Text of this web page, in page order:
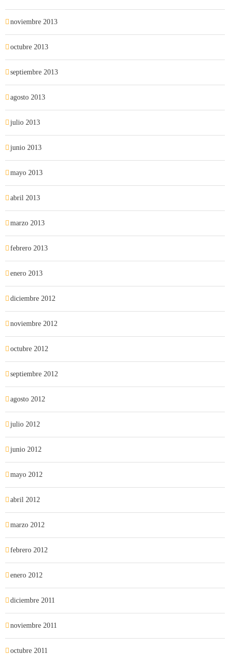
noviembre 2013
octubre 2013
septiembre 2013
agosto 2013
julio 2013
junio 2013
mayo 2013
abril 2013
marzo 2013
febrero 2013
enero 2013
diciembre 2012
noviembre 2012
octubre 2012
septiembre 2012
agosto 2012
julio 2012
junio 2012
mayo 2012
abril 2012
marzo 2012
febrero 2012
enero 2012
diciembre 2011
noviembre 2011
octubre 2011